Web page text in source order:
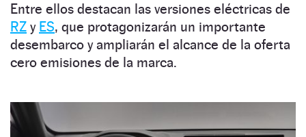
Entre ellos destacan las versiones eléctricas de
RZ y ES, que protagonizarán un importante
desembarco y ampliarán el alcance de la oferta
cero emisiones de la marca.